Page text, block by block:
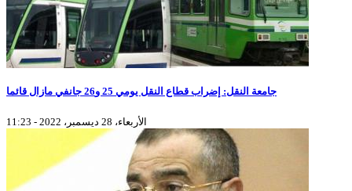
جامعة النقل: إضراب قطاع النقل يومي 25 و26 جانفي مازال قائما
الأربعاء، 28 ديسمبر، 2022 - 11:23